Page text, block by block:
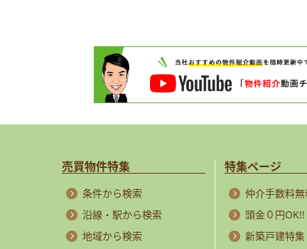
売買物件特集
条件から検索
沿線・駅から検索
地域から検索
特集ページ
仲介手数料
頭金０円
新築戸建特集